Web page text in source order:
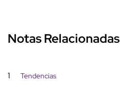
Notas Relacionadas
1 Tendencias